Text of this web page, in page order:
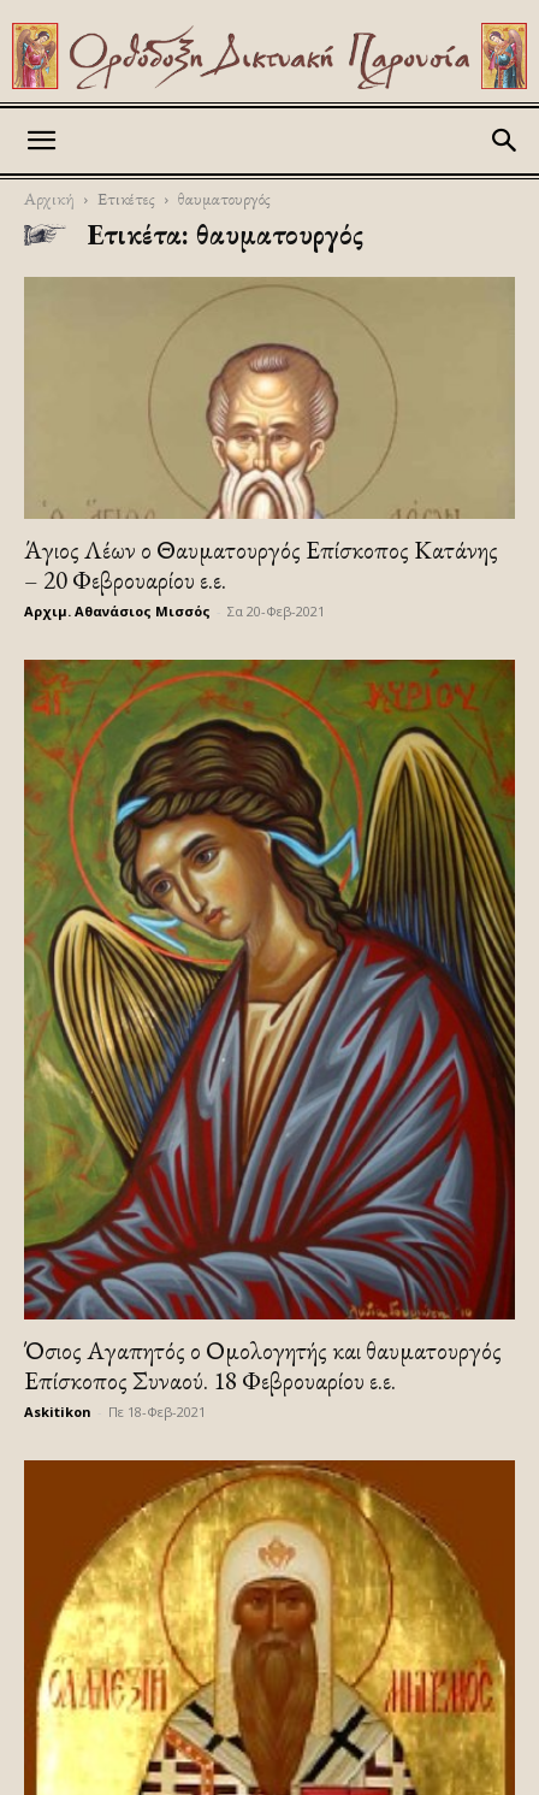
Αρχική Ετικέτες θαυματουργός
Ετικέτα: θαυματουργός
Άγιος Λέων ο Θαυματουργός Επίσκοπος Κατάνης
– 20 Φεβρουαρίου ε.ε.
Αρχιμ. Αθανάσιος Μισσός Σα 20-Φεβ-2021
Όσιος Αγαπητός ο Ομολογητής και θαυματουργός
Επίσκοπος Συναού. 18 Φεβρουαρίου ε.ε.
Askitikon Πε 18-Φεβ-2021